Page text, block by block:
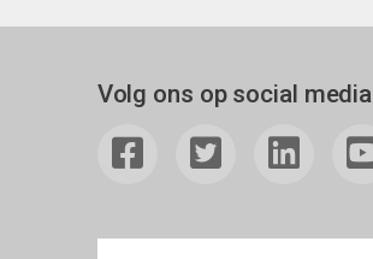
Volg ons op social media